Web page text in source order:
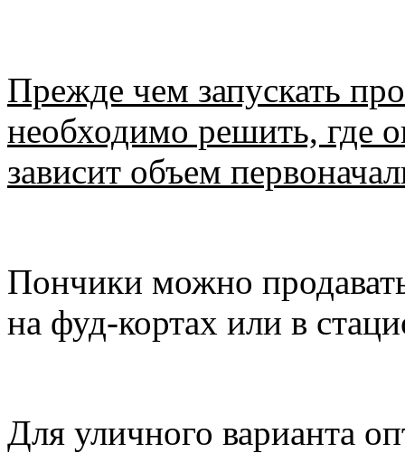
Прежде чем запускать
необходимо решить, где
зависит объем
Пончики можно
на фуд-кортах или в
Для уличного варианта